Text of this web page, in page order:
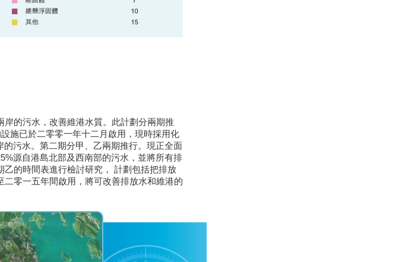
的污水，改善維港水質。此計劃分兩期推
施已於二零零一年十二月啟用，現時採用化
污水。第二期分甲、乙兩期推行。現正全面
源自港島北部及西南部的污水，並將所有排
的時間表進行檢討研究， 計劃包括把排放
零一五年間啟用，將可改善排放水和維港的